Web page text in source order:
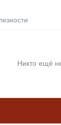
Никто ещё